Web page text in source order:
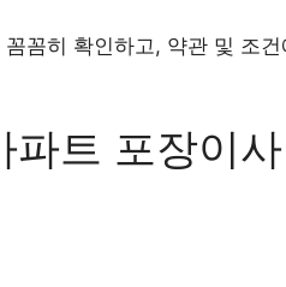
꼼히 확인하고, 약관 및 조
트 포장이